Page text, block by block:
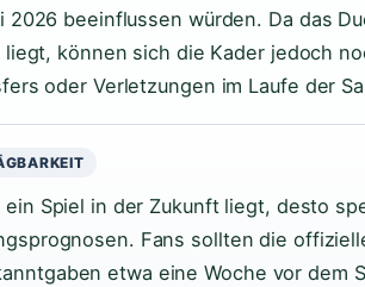
2026 beeinflussen würden. Da das
können sich die Kader jedoch
oder Verletzungen im Laufe der
Spiel in der Zukunft liegt, desto
Fans sollten die
etwa eine Woche vor dem